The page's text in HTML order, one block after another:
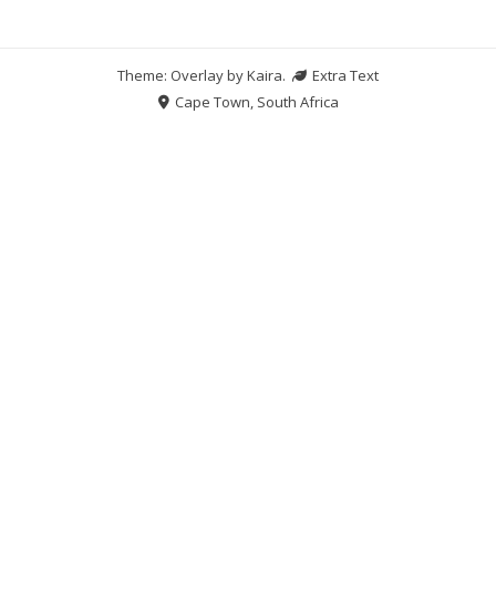
Theme: Overlay byKaira.
Extra Text
Cape Town, South Africa